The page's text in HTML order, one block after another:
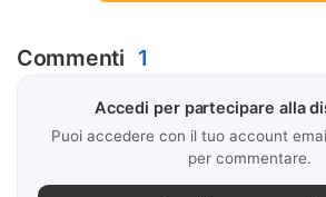
Commenti 1
Accedi per partecipare alla
Puoi accedere con il tuo account
per commentare.